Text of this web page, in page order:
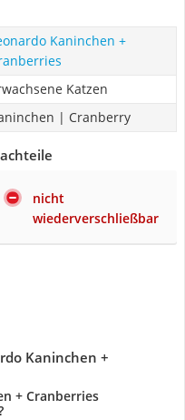
Kaninchen +
Katzen
| Cranberry
nicht
wiederverschließbar
Kaninchen +
+ Cranberries